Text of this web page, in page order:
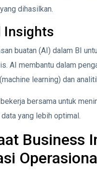
dihasilkan.
Insights
buatan (AI) dalam BI
AI membantu dalam
learning) dan
bersama untuk
yang lebih optimal.
Business